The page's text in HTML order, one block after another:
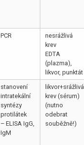
PCR
nesrážlivá
krev
EDTA
(plazma),
likvor, punktát
stanovení
intratekální
syntézy
protilátek
– ELISA IgG,
IgM
likvor+srážlivá
krev (sérum)
(nutno
odebrat
souběžně!)